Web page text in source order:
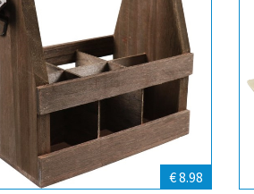
€ 8.98